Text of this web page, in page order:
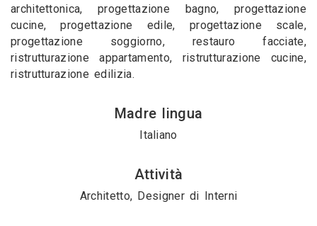
architettonica, progettazione bagno, progettazione
cucine, progettazione edile, progettazione scale,
progettazione soggiorno, restauro facciate,
ristrutturazione appartamento, ristrutturazione cucine,
ristrutturazione edilizia.
Madre lingua
Italiano
Attività
Architetto, Designer di Interni